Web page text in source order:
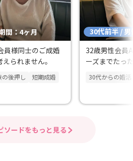
間：4ヶ月
様同士のご成婚
られません。
後押し 短期成婚
30代前半 / 男
32歳男性会員
ーズまでたっ
30代からの婚活
ソードをもっと見る